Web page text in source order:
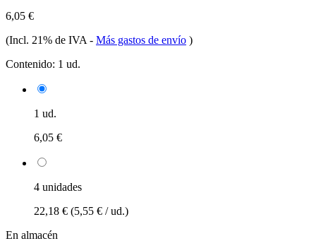
6,05 €
(Incl. 21% de IVA - Más gastos de envío )
Contenido: 1 ud.
1 ud.
6,05 €
4 unidades
22,18 € (5,55 € / ud.)
En almacén